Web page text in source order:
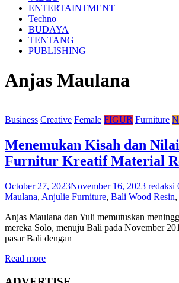
ENTERTAINTMENT
Techno
BUDAYA
TENTANG
PUBLISHING
Anjas Maulana
Business Creative Female FIGUR Furniture
Menemukan Kisah dan
Furnitur Kreatif Material
October 27, 2023November 16, 2023 redaksi
Maulana, Anjulie Furniture, Bali Wood Resin,
Anjas Maulana dan Yuli memutuskan
mereka Solo, menuju Bali pada November
pasar Bali dengan
Read more